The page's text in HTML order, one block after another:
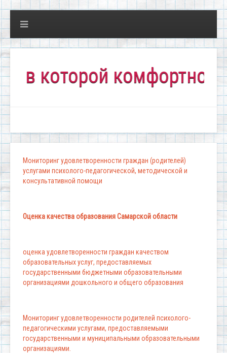
комфортно всем!"
Мониторинг удовлетворенности граждан (родителей)
услугами психолого-педагогической, методической и
консультативной помощи
Оценка качества образования Самарской области
оценка удовлетворенности граждан качеством
образовательных услуг, предоставляемых
государственными бюджетными образовательными
организациями дошкольного и общего образования
Мониторинг удовлетворенности родителей психолого-
педагогическими услугами, предоставляемыми
государственными и муниципальными образовательными
организациями.